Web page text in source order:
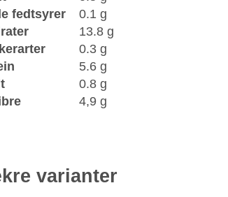
fedtsyrer
0.1 g
13.8 g
0.3 g
5.6 g
0.8 g
4,9 g
varianter